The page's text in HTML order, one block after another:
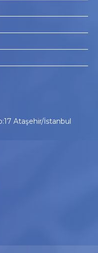
Ataşehir/İstanbul